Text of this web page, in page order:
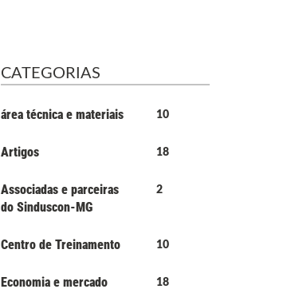
CATEGORIAS
área técnica e materiais 10
Artigos 18
Associadas e parceiras
do Sinduscon-MG
2
Centro de Treinamento 10
Economia e mercado 18